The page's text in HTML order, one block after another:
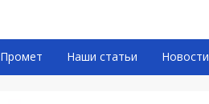
Промет Наши статьи Новости